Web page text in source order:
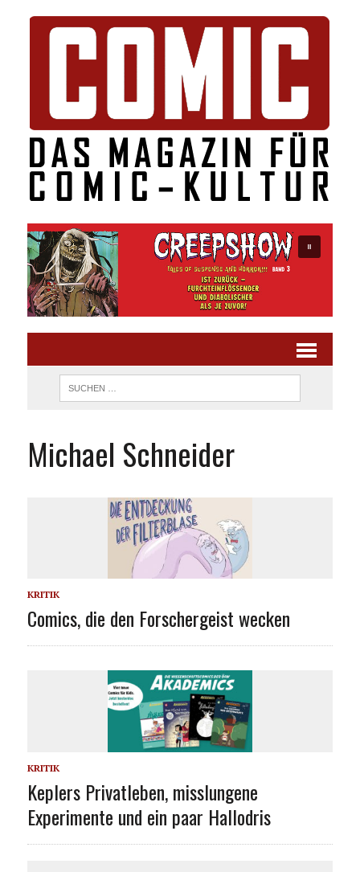
Michael Schneider
KRITIK
Comics, die den Forschergeist wecken
KRITIK
Keplers Privatleben, misslungene
Experimente und ein paar Hallodris